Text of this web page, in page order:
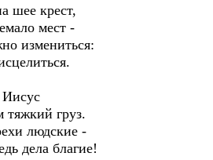
шее крест,
мест -
измениться:
Иисус
тяжкий груз.
людские -
дела благие!